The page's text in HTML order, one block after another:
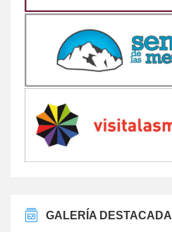
GALERÍA DESTACADA